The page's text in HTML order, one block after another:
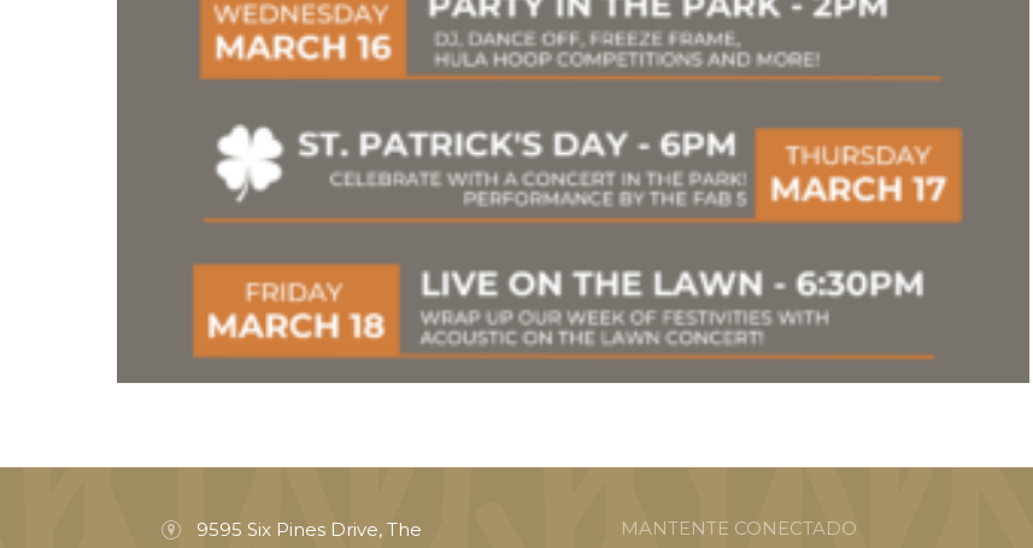
9595 Six Pines Drive, The
MANTENTE CONECTADO